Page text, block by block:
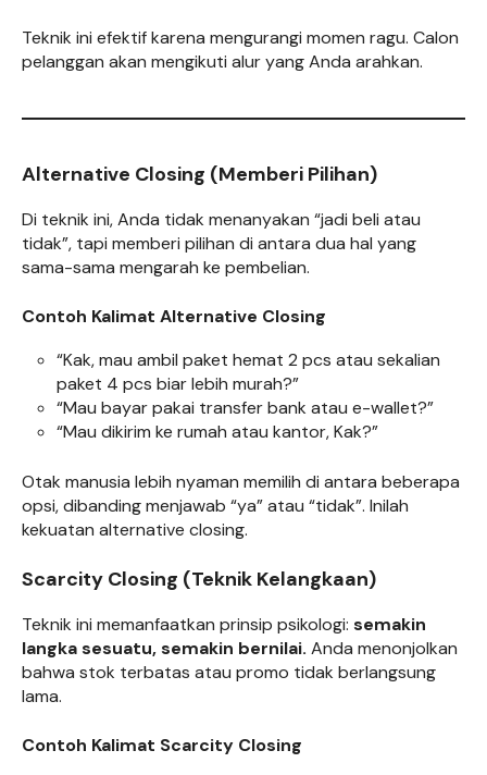
Teknik ini efektif karena mengurangi momen ragu. Calon
pelanggan akan mengikuti alur yang Anda arahkan.
Alternative Closing (Memberi Pilihan)
Di teknik ini, Anda tidak menanyakan “jadi beli atau
tidak”, tapi memberi pilihan di antara dua hal yang
sama-sama mengarah ke pembelian.
Contoh Kalimat Alternative Closing
“Kak, mau ambil paket hemat 2 pcs atau sekalian
paket 4 pcs biar lebih murah?”
“Mau bayar pakai transfer bank atau e-wallet?”
“Mau dikirim ke rumah atau kantor, Kak?”
Otak manusia lebih nyaman memilih di antara beberapa
opsi, dibanding menjawab “ya” atau “tidak”. Inilah
kekuatan alternative closing.
Scarcity Closing (Teknik Kelangkaan)
Teknik ini memanfaatkan prinsip psikologi: semakin
langka sesuatu, semakin bernilai. Anda menonjolkan
bahwa stok terbatas atau promo tidak berlangsung
lama.
Contoh Kalimat Scarcity Closing